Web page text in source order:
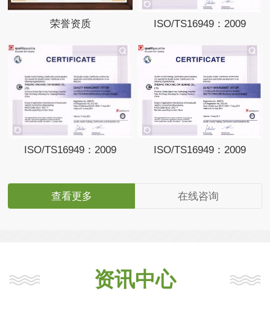
荣誉资质 ISO/TS16949：2009
ISO/TS16949：2009 ISO/TS16949：2009
查看更多 在线咨询
资讯中心